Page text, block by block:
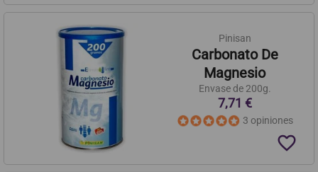
Pinisan
Carbonato De
Magnesio
Envase de 200g.
7,71 €
3 opiniones
favorite_border